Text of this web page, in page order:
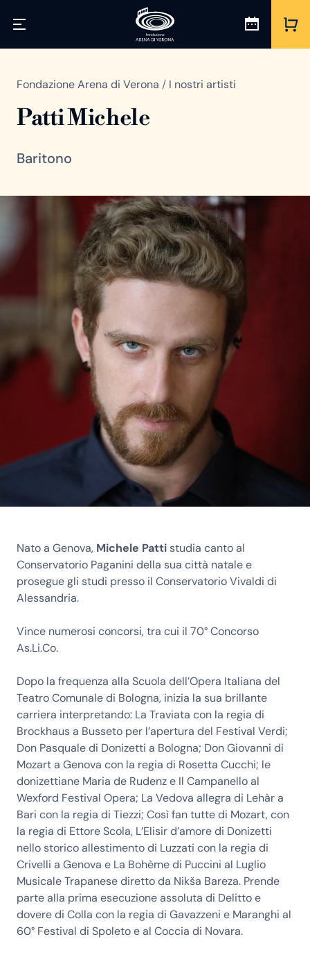
Fondazione Arena di Verona / I nostri artisti
Patti Michele
Baritono
Nato a Genova, Michele Patti studia canto al
Conservatorio Paganini della sua città natale e
prosegue gli studi presso il Conservatorio Vivaldi di
Alessandria.
Vince numerosi concorsi, tra cui il 70° Concorso
As.Li.Co.
Dopo la frequenza alla Scuola dell’Opera Italiana del
Teatro Comunale di Bologna, inizia la sua brillante
carriera interpretando: La Traviata con la regia di
Brockhaus a Busseto per l’apertura del Festival Verdi;
Don Pasquale di Donizetti a Bologna; Don Giovanni di
Mozart a Genova con la regia di Rosetta Cucchi; le
donizettiane Maria de Rudenz e Il Campanello al
Wexford Festival Opera; La Vedova allegra di Lehàr a
Bari con la regia di Tiezzi; Così fan tutte di Mozart, con
la regia di Ettore Scola, L’Elisir d’amore di Donizetti
nello storico allestimento di Luzzati con la regia di
Crivelli a Genova e La Bohème di Puccini al Luglio
Musicale Trapanese diretto da Nikša Bareza. Prende
parte alla prima esecuzione assoluta di Delitto e
dovere di Colla con la regia di Gavazzeni e Maranghi al
60° Festival di Spoleto e al Coccia di Novara.